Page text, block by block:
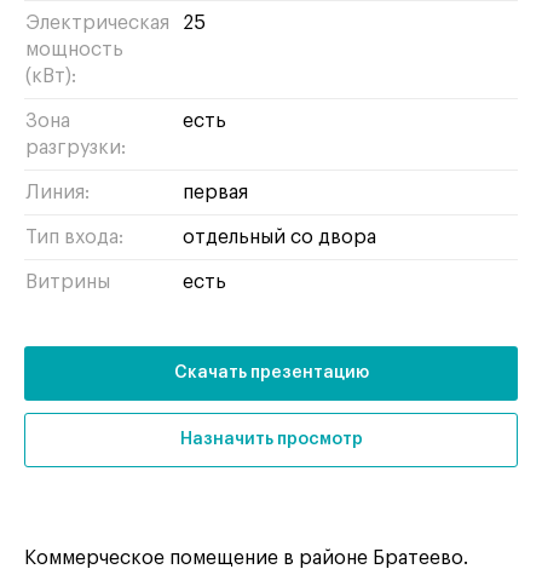
Электрическая
мощность
(кВт):
25
Зона
разгрузки:
есть
Линия: первая
Тип входа: отдельный со двора
Витрины есть
Скачать презентацию
Назначить просмотр
Коммерческое помещение в районе Братеево.